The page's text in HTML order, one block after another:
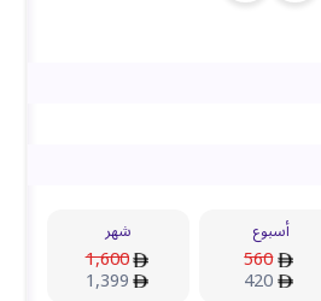
أسبوع
560
420
شهر
1,600
1,399